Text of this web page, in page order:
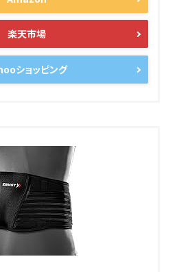
楽天市場
ショッピング